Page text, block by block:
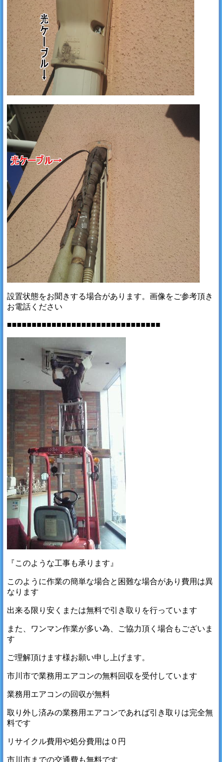
設置状態をお聞きする場合があります。画像をご参考頂き
お電話ください
■■■■■■■■■■■■■■■■■■■■■■■■■■■■■■■
『このような工事も承ります』
このように作業の簡単な場合と困難な場合があり費用は異
なります
出来る限り安くまたは無料で引き取りを行っています
また、ワンマン作業が多い為、ご協力頂く場合もございま
す
ご理解頂けます様お願い申し上げます。
市川市で業務用エアコンの無料回収を受付しています
業務用エアコンの回収が無料
取り外し済みの業務用エアコンであれば引き取りは完全無
料です
リサイクル費用や処分費用は０円
市川市までの交通費も無料です